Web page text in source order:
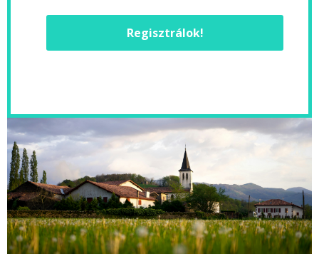
Regisztrálok!